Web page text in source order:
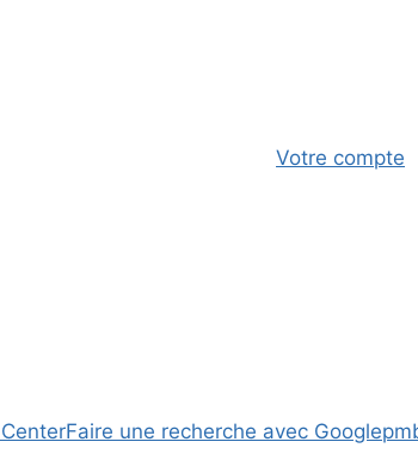
Votre compte
Faire une recherche avec Google